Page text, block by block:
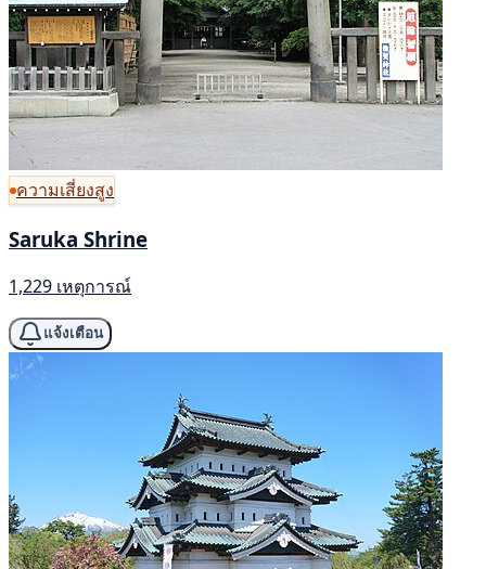
ความเสี่ยงสูง
Saruka Shrine
1,229 เหตุการณ์
แจ้งเตือน